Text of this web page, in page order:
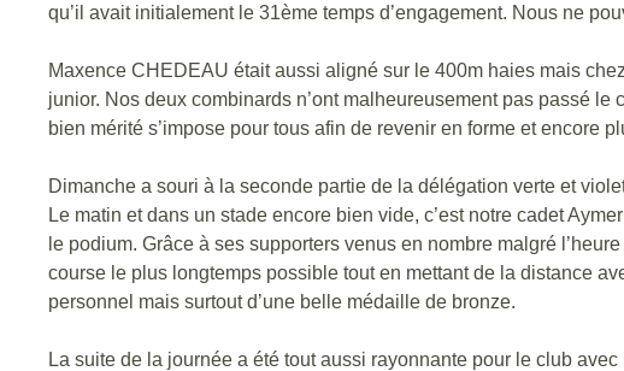
qu’il avait initialement le 31ème temps d’engagement. Nous ne
Maxence CHEDEAU était aussi aligné sur le 400m haies mais
junior. Nos deux combinards n’ont malheureusement pas passé
bien mérité s’impose pour tous afin de revenir en forme et encore
Dimanche a souri à la seconde partie de la délégation verte et
Le matin et dans un stade encore bien vide, c’est notre cadet
le podium. Grâce à ses supporters venus en nombre malgré
course le plus longtemps possible tout en mettant de la distance
personnel mais surtout d’une belle médaille de bronze.
La suite de la journée a été tout aussi rayonnante pour le club